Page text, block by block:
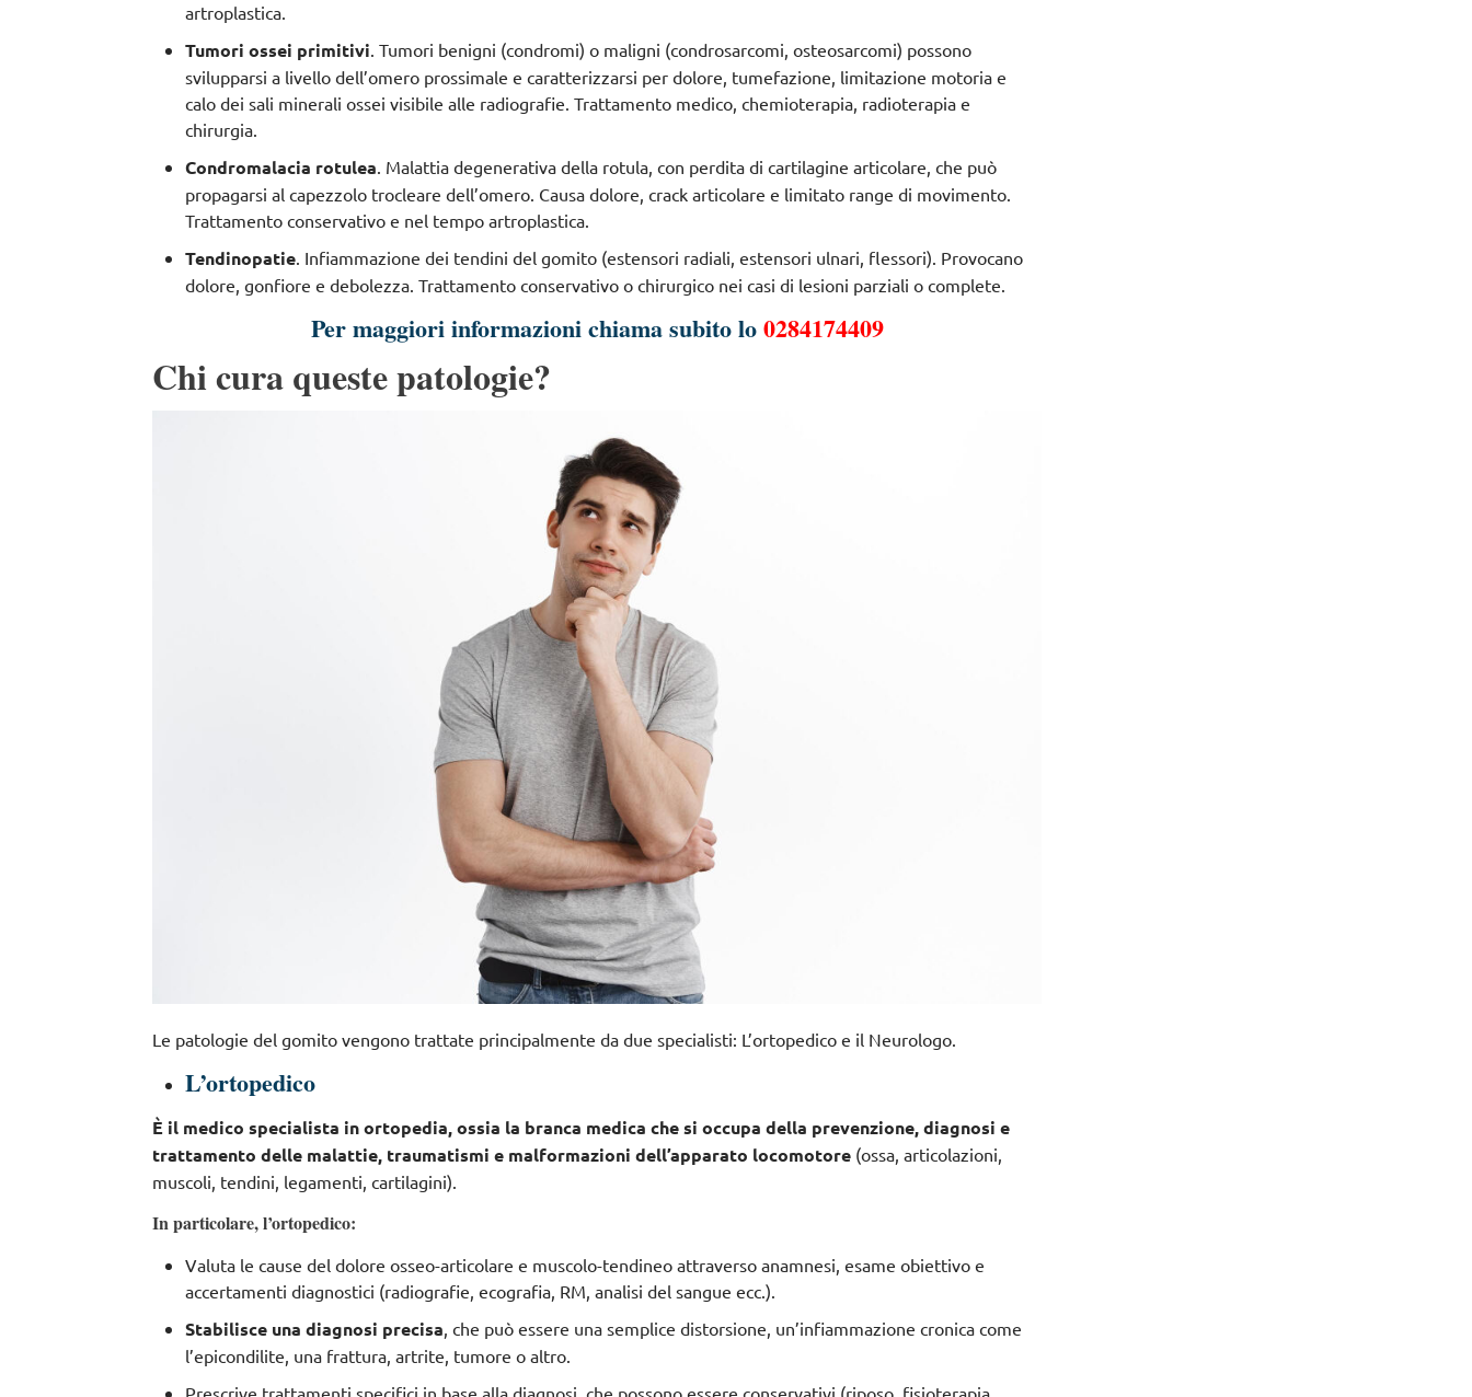
artroplastica.
Tumori ossei primitivi. Tumori benigni (condromi) o maligni (condrosarcomi, osteosarcomi) possono
svilupparsi a livello dell’omero prossimale e caratterizzarsi per dolore, tumefazione, limitazione motoria e
calo dei sali minerali ossei visibile alle radiografie. Trattamento medico, chemioterapia, radioterapia e
chirurgia.
Condromalacia rotulea. Malattia degenerativa della rotula, con perdita di cartilagine articolare, che può
propagarsi al capezzolo trocleare dell’omero. Causa dolore, crack articolare e limitato range di movimento.
Trattamento conservativo e nel tempo artroplastica.
Tendinopatie. Infiammazione dei tendini del gomito (estensori radiali, estensori ulnari, flessori). Provocano
dolore, gonfiore e debolezza. Trattamento conservativo o chirurgico nei casi di lesioni parziali o complete.
Per maggiori informazioni chiama subito lo0284174409
Chi cura queste patologie?
Le patologie del gomito vengono trattate principalmente da due specialisti: L’ortopedico e il Neurologo.
L’ortopedico
È il medico specialista in ortopedia, ossia la branca medica che si occupa della prevenzione, diagnosi e
trattamento delle malattie, traumatismi e malformazioni dell’apparato locomotore (ossa, articolazioni,
muscoli, tendini, legamenti, cartilagini).
In particolare, l’ortopedico:
Valuta le cause del dolore osseo-articolare e muscolo-tendineo attraverso anamnesi, esame obiettivo e
accertamenti diagnostici (radiografie, ecografia, RM, analisi del sangue ecc.).
Stabilisce una diagnosi precisa , che può essere una semplice distorsione, un’infiammazione cronica come
l’epicondilite, una frattura, artrite, tumore o altro.
Prescrive trattamenti specifici in base alla diagnosi , che possono essere conservativi (riposo, fisioterapia,